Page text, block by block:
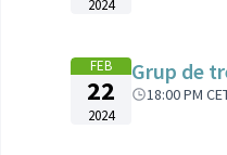
2024
FEB
22
2024
Grup de
18:00 PM